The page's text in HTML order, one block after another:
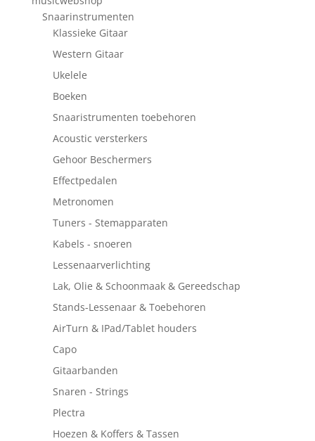
Snaarinstrumenten
Klassieke Gitaar
Western Gitaar
Ukelele
Boeken
Snaaristrumenten toebehoren
Acoustic versterkers
Gehoor Beschermers
Effectpedalen
Metronomen
Tuners - Stemapparaten
Kabels - snoeren
Lessenaarverlichting
Lak, Olie & Schoonmaak & Gereedschap
Stands-Lessenaar & Toebehoren
AirTurn & IPad/Tablet houders
Capo
Gitaarbanden
Snaren - Strings
Plectra
Hoezen & Koffers & Tassen